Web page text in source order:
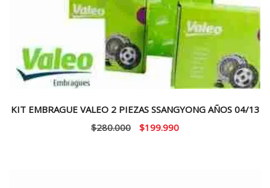
KIT EMBRAGUE VALEO 2 PIEZAS SSANGYONG AÑOS 04/13
$280.000
El
$199.990El